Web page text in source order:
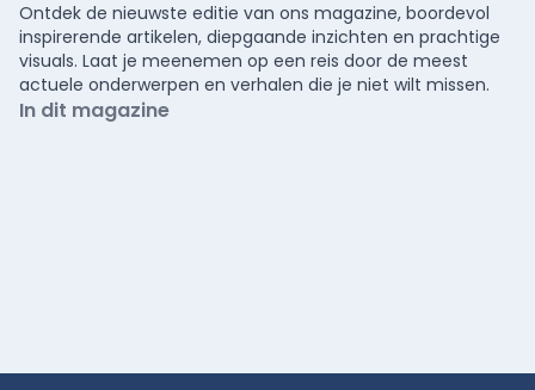
Ontdek de nieuwste editie van ons magazine, boordevol
inspirerende artikelen, diepgaande inzichten en prachtige
visuals. Laat je meenemen op een reis door de meest
actuele onderwerpen en verhalen die je niet wilt missen.
In dit magazine